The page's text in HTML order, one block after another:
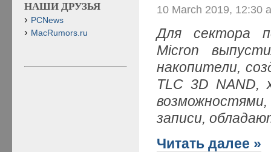
10 March 2019, 12:30
Для сектора
Micron
накопители,
TLC 3D NAND,
записи,
Читать далее »
НАШИ ДРУЗЬЯ
PCNews
MacRumors.ru